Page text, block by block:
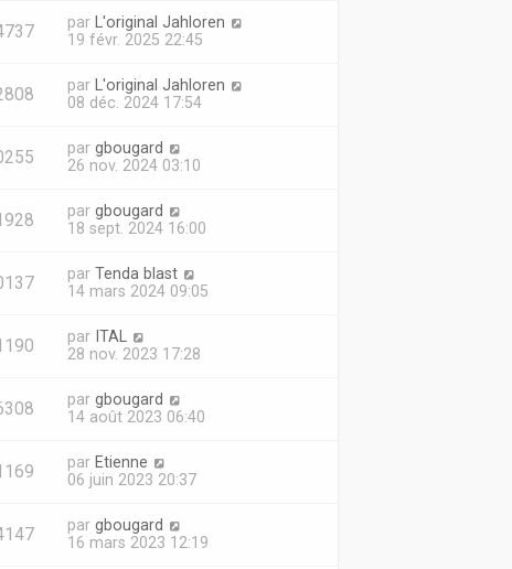
par
L'original Jahloren
19 févr. 2025 22:45
par
L'original Jahloren
08 déc. 2024 17:54
par gbougard
26 nov. 2024 03:10
par gbougard
18 sept. 2024 16:00
par Tenda blast
14 mars 2024 09:05
par ITAL
28 nov. 2023 17:28
par gbougard
14 août 2023 06:40
par Etienne
06 juin 2023 20:37
par gbougard
16 mars 2023 12:19